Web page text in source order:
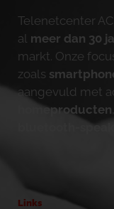
Telenetcenter
al meer dan 30
markt. Onze
zoals
aangevuld met
homeproducten
bluetooth-
Links